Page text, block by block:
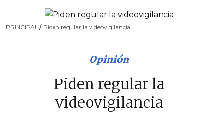
PRINCIPAL / Piden regular la videovigilancia
Opinión
Piden regular la
videovigilancia